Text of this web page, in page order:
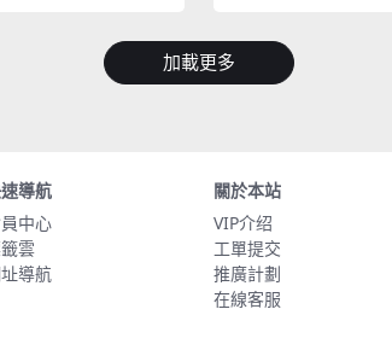
加載更多
導航
中心
雲
導航
關於本站
VIP介绍
工單提交
推廣計劃
在線客服